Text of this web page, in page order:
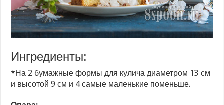
Ингредиенты:
*На 2 бумажные формы для кулича диаметром 13 см
и высотой 9 см и 4 самые маленькие поменьше.